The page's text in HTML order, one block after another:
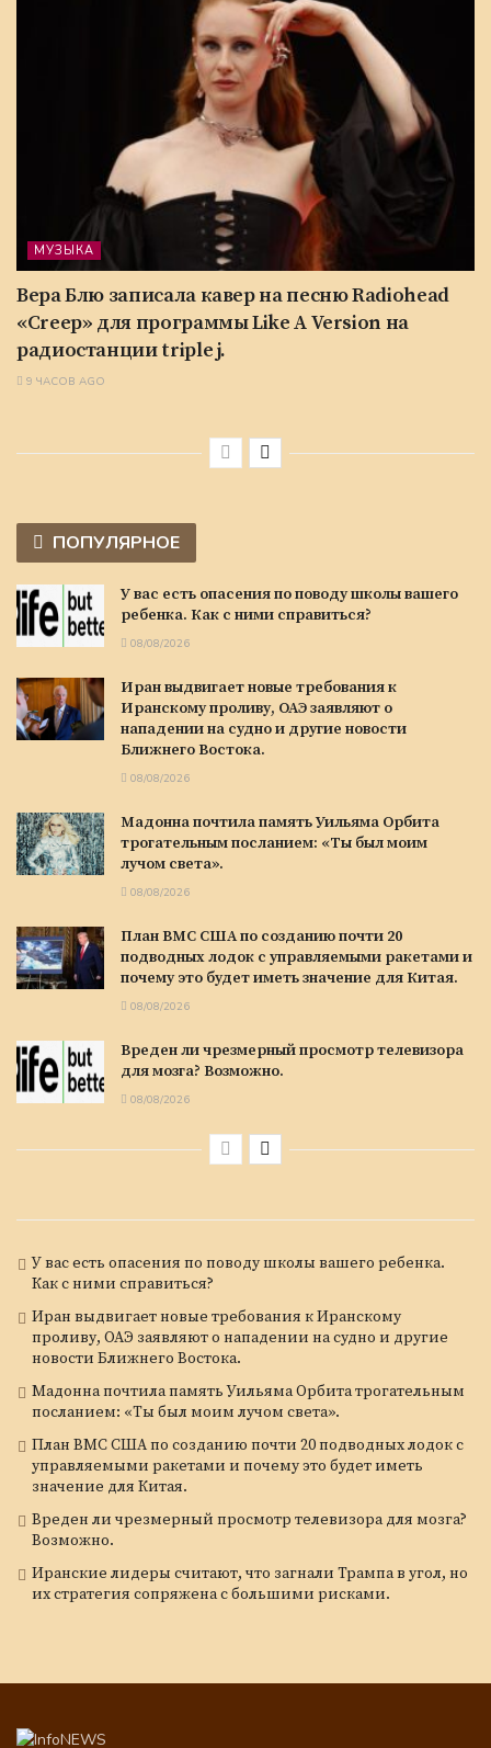
МУЗЫКА
Вера Блю записала кавер на песню Radiohead
«Creep» для программы Like A Version на
радиостанции triple j.
9 ЧАСОВ AGO
ПОПУЛЯРНОЕ
У вас есть опасения по поводу школы вашего
ребенка. Как с ними справиться?
08/08/2026
Иран выдвигает новые требования к
Иранскому проливу, ОАЭ заявляют о
нападении на судно и другие новости
Ближнего Востока.
08/08/2026
Мадонна почтила память Уильяма Орбита
трогательным посланием: «Ты был моим
лучом света».
08/08/2026
План ВМС США по созданию почти 20
подводных лодок с управляемыми ракетами и
почему это будет иметь значение для Китая.
08/08/2026
Вреден ли чрезмерный просмотр телевизора
для мозга? Возможно.
08/08/2026
У вас есть опасения по поводу школы вашего ребенка.
Как с ними справиться?
Иран выдвигает новые требования к Иранскому
проливу, ОАЭ заявляют о нападении на судно и другие
новости Ближнего Востока.
Мадонна почтила память Уильяма Орбита трогательным
посланием: «Ты был моим лучом света».
План ВМС США по созданию почти 20 подводных лодок с
управляемыми ракетами и почему это будет иметь
значение для Китая.
Вреден ли чрезмерный просмотр телевизора для мозга?
Возможно.
Иранские лидеры считают, что загнали Трампа в угол, но
их стратегия сопряжена с большими рисками.